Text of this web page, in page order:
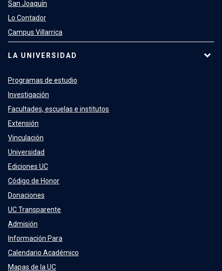
San Joaquín
Lo Contador
Campus Villarrica
LA UNIVERSIDAD
Programas de estudio
Investigación
Facultades, escuelas e institutos
Extensión
Vinculación
Universidad
Ediciones UC
Código de Honor
Donaciones
UC Transparente
Admisión
Información Para
Calendario Académico
Mapas de la UC